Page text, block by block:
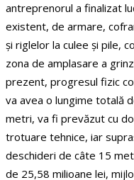
antreprenorul a finalizat
existent, de armare,
și riglelor la culee și pile,
zona de amplasare a
prezent, progresul fizic
va avea o lungime totală
metri, va fi prevăzut cu
trotuare tehnice, iar
deschideri de câte 15
de 25,58 milioane lei,